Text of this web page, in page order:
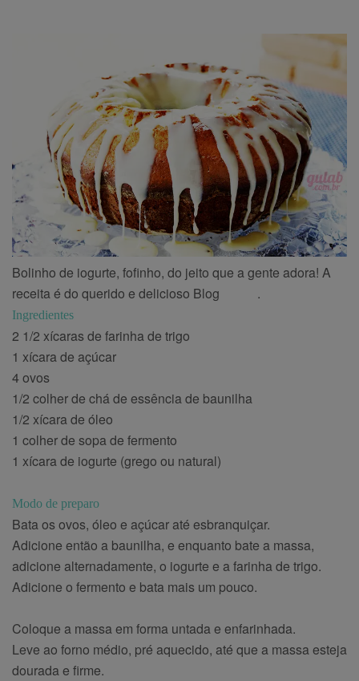
Bolinho de iogurte, fofinho, do jeito que a gente adora! A
receita é do querido e delicioso Blog
.
Ingredientes
2 1/2 xícaras de farinha de trigo
1 xícara de açúcar
4 ovos
1/2 colher de chá de essência de baunilha
1/2 xícara de óleo
1 colher de sopa de fermento
1 xícara de iogurte (grego ou natural)
Modo de preparo
Bata os ovos, óleo e açúcar até esbranquiçar.
Adicione então a baunilha, e enquanto bate a massa,
adicione alternadamente, o iogurte e a farinha de trigo.
Adicione o fermento e bata mais um pouco.
Coloque a massa em forma untada e enfarinhada.
Leve ao forno médio, pré aquecido, até que a massa esteja
dourada e firme.